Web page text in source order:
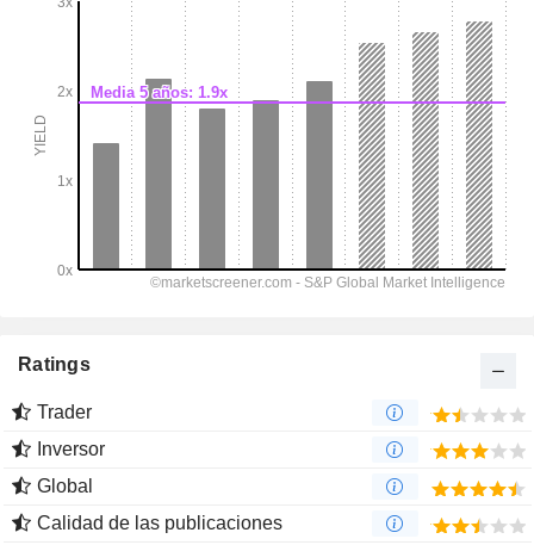
Ratings
Trader
Inversor
Global
Calidad de las publicaciones